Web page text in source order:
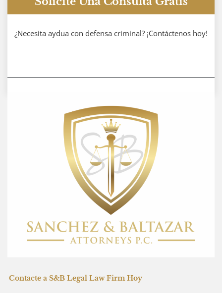
Contacte a S&B Legal Law Firm Hoy
¿Necesita aydua con defensa criminal? ¡Contáctenos hoy!